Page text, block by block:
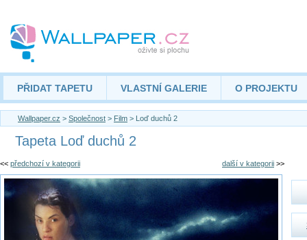
PŘIDAT TAPETU VLASTNÍ GALERIE O PROJEKTU
Wallpaper.cz > Společnost > Film > Loď duchů 2
Tapeta Loď duchů 2
<< předchozí v kategorii další v kategorii >>